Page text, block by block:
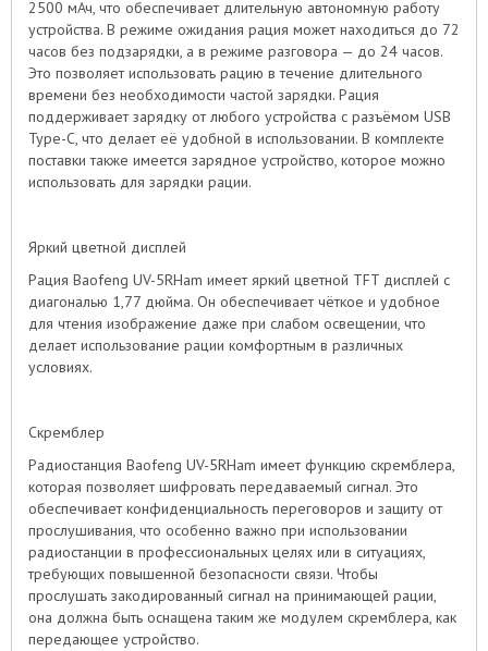
2500 мАч, что обеспечивает длительную автономную работу
устройства. В режиме ожидания рация может находиться до 72
часов без подзарядки, а в режиме разговора — до 24 часов.
Это позволяет использовать рацию в течение длительного
времени без необходимости частой зарядки. Рация
поддерживает зарядку от любого устройства с разъёмом USB
Type-C, что делает её удобной в использовании. В комплекте
поставки также имеется зарядное устройство, которое можно
использовать для зарядки рации.
Яркий цветной дисплей
Рация Baofeng UV-5RHam имеет яркий цветной TFT дисплей с
диагональю 1,77 дюйма. Он обеспечивает чёткое и удобное
для чтения изображение даже при слабом освещении, что
делает использование рации комфортным в различных
условиях.
Скремблер
Радиостанция Baofeng UV-5RHam имеет функцию скремблера,
которая позволяет шифровать передаваемый сигнал. Это
обеспечивает конфиденциальность переговоров и защиту от
прослушивания, что особенно важно при использовании
радиостанции в профессиональных целях или в ситуациях,
требующих повышенной безопасности связи. Чтобы
прослушать закодированный сигнал на принимающей рации,
она должна быть оснащена таким же модулем скремблера, как
передающее устройство.